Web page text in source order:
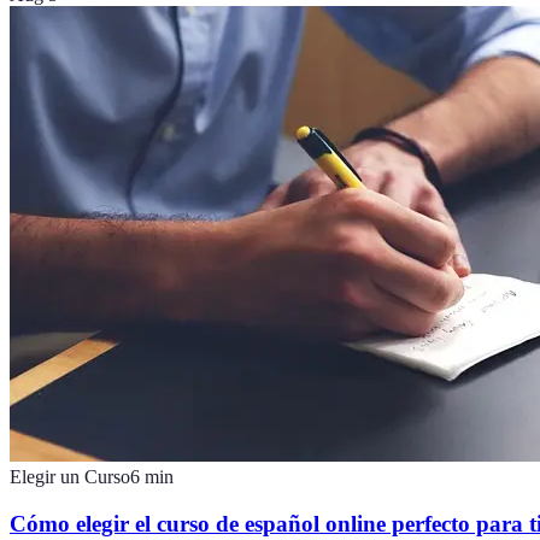
Elegir un Curso6 min
Cómo elegir el curso de español online perfecto para